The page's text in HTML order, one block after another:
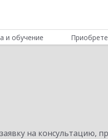
и обучение
на консультацию,